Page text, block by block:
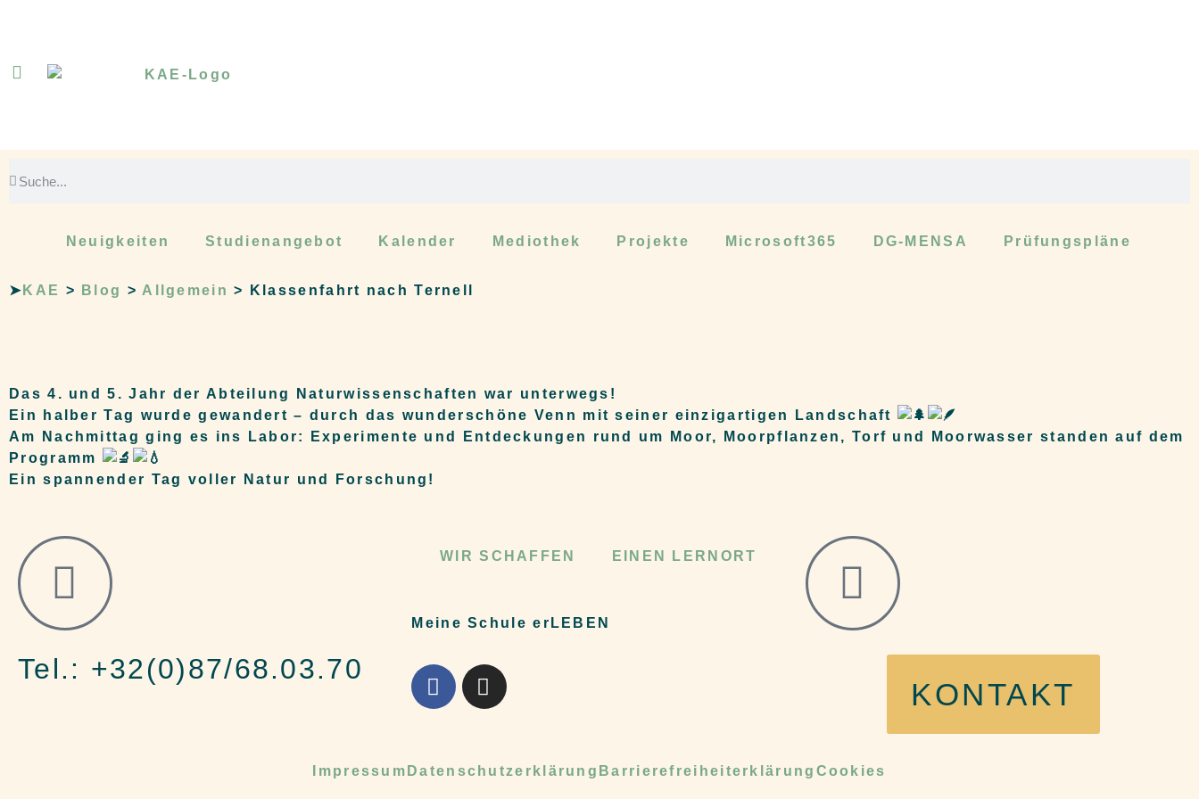
Neuigkeiten Studienangebot Kalender Mediothek Projekte Microsoft365 DG-MENSA Prüfungspläne
➤ KAE > Blog > Allgemein > Klassenfahrt nach Ternell
Das 4. und 5. Jahr der Abteilung Naturwissenschaften war unterwegs!
Ein halber Tag wurde gewandert – durch das wunderschöne Venn mit seiner einzigartigen Landschaft
Am Nachmittag ging es ins Labor: Experimente und Entdeckungen rund um Moor, Moorpflanzen, Torf und Moorwasser standen auf dem
Programm
Ein spannender Tag voller Natur und Forschung!
Tel.: +32(0)87/68.03.70
WIR SCHAFFEN EINEN LERNORT
Meine Schule erLEBEN
KONTAKT
Impressum Datenschutzerklärung Barrierefreiheiterklärung Cookies